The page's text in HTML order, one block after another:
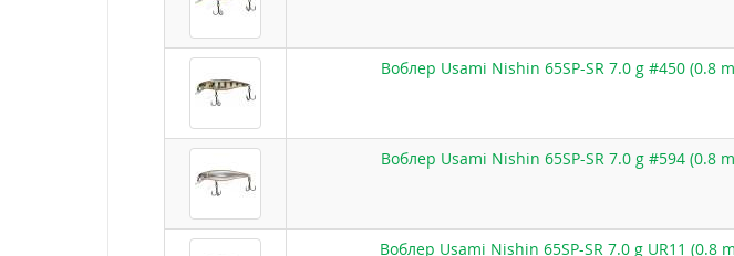
Воблер Usami Nishin 65SP-SR 7.0 g #450 (0.8
Воблер Usami Nishin 65SP-SR 7.0 g #594 (0.8
Воблер Usami Nishin 65SP-SR 7.0 g UR11 (0.8